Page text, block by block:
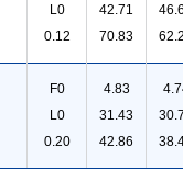
L0
0.12
42.71
70.83
F0
L0
0.20
4.83
31.43
42.86